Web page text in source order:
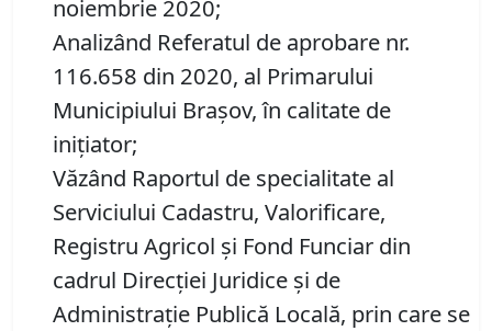
noiembrie 2020;
Analizând Referatul de aprobare nr.
116.658 din 2020, al Primarului
Municipiului Brașov, în calitate de
inițiator;
Văzând Raportul de specialitate al
Serviciului Cadastru, Valorificare,
Registru Agricol şi Fond Funciar din
cadrul Direcţiei Juridice şi de
Administraţie Publică Locală, prin care se